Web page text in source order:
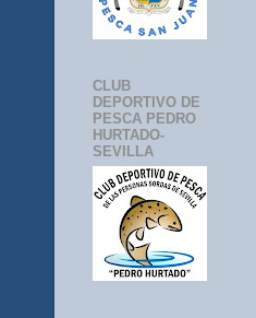
CLUB
DEPORTIVO DE
PESCA PEDRO
HURTADO-
SEVILLA